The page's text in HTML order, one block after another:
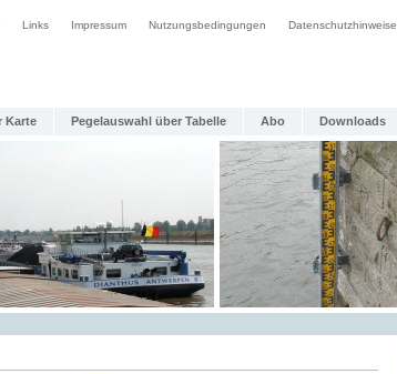
Links Impressum Nutzungsbedingungen Datenschutzhinweise
Karte Pegelauswahl über Tabelle Abo Downloads